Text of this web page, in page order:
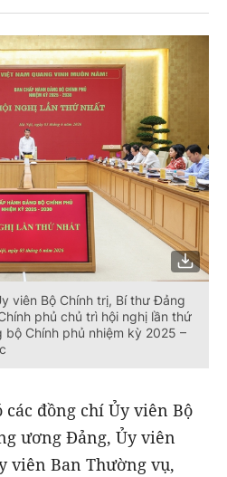
viên Bộ Chính trị, Bí thư Đảng
phủ chủ trì hội nghị lần thứ
bộ Chính phủ nhiệm kỳ 2025 –
đồng chí Ủy viên Bộ
ương Đảng, Ủy viên
viên Ban Thường vụ,